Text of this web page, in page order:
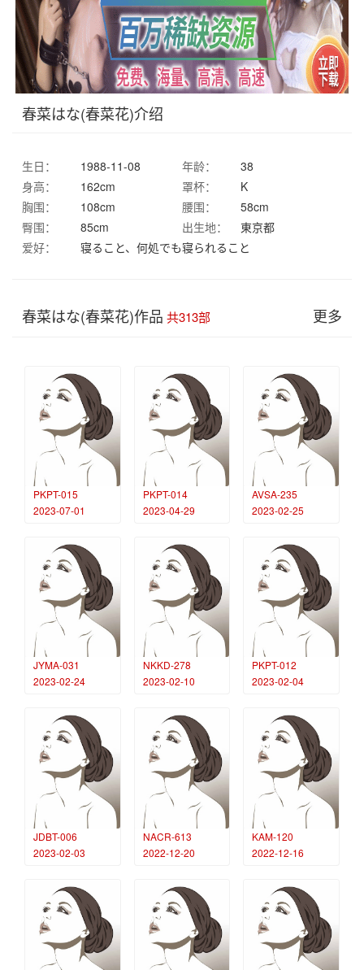
春菜はな(春菜花)介绍
生日： 1988-11-08 年龄：
38
身高：
162cm 罩杯：
K
胸围：
108cm 腰围：
58cm
臀围：
85cm 出生地：
東京都
爱好：
寝ること、何処でも寝られること
更多
春菜はな(春菜花)作品 共313部
PKPT-015
2023-07-01
PKPT-014
2023-04-29
AVSA-235
2023-02-25
JYMA-031
2023-02-24
NKKD-278
2023-02-10
PKPT-012
2023-02-04
JDBT-006
2023-02-03
NACR-613
2022-12-20
KAM-120
2022-12-16